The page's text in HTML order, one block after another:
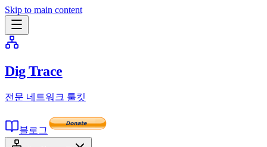
Skip to main content
Dig Trace
전문 네트워크 툴킷
블로그